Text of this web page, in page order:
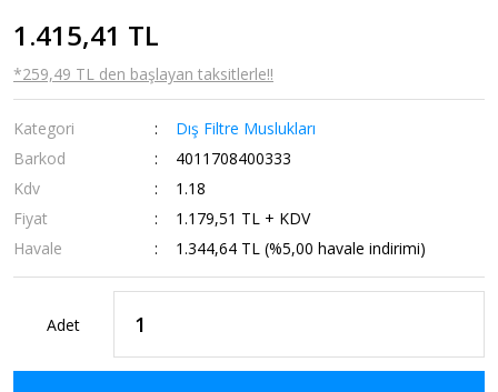
1.415,41 TL
*259,49 TL den başlayan taksitlerle!!
Kategori
Dış Filtre Muslukları
Barkod
4011708400333
Kdv
1.18
Fiyat
1.179,51 TL + KDV
Havale
1.344,64 TL (%5,00 havale indirimi)
Adet